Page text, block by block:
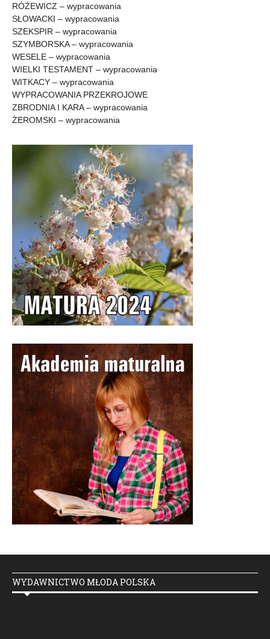
RÓŻEWICZ – wypracowania
SŁOWACKI – wypracowania
SZEKSPIR – wypracowania
SZYMBORSKA – wypracowania
WESELE – wypracowania
WIELKI TESTAMENT – wypracowania
WITKACY – wypracowania
WYPRACOWANIA PRZEKROJOWE
ZBRODNIA I KARA – wypracowania
ŻEROMSKI – wypracowania
WYDAWNICTWO MŁODA POLSKA